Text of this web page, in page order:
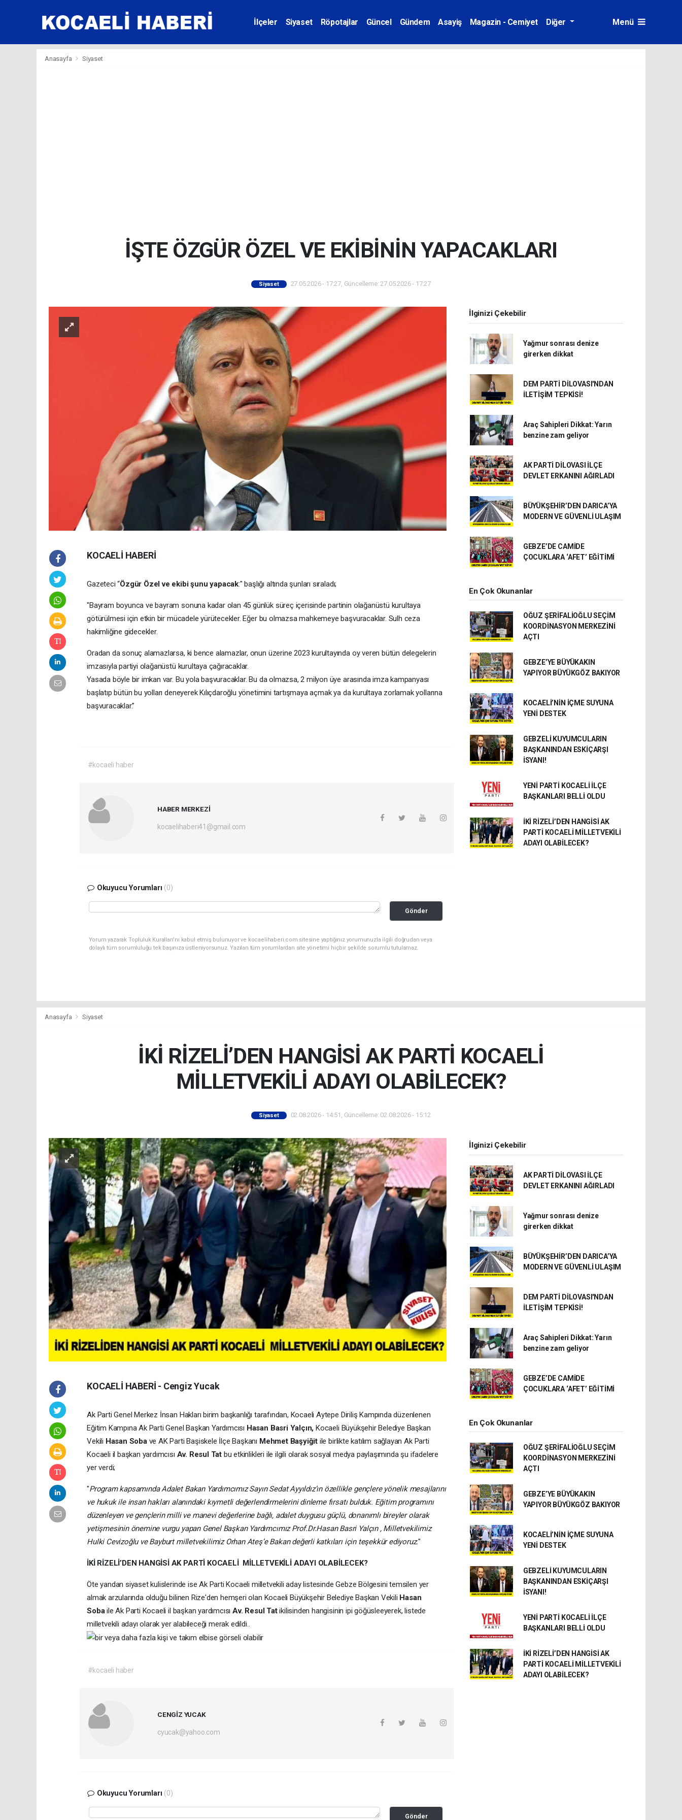
İlçeler Siyaset Röpotajlar Güncel Gündem Asayiş Magazin - Cemiyet Diğer Menü
Anasayfa Siyaset
İŞTE ÖZGÜR ÖZEL VE EKİBİNİN YAPACAKLARI
Siyaset 27.05.2026 - 17:27, Güncelleme: 27.05.2026 - 17:27
KOCAELİ HABERİ
Gazeteci “Özgür Özel ve ekibi şunu yapacak:" başlığı altında şunları sıraladı;
"Bayram boyunca ve bayram sonuna kadar olan 45 günlük süreç içerisinde partinin olağanüstü kurultaya
götürülmesi için etkin bir mücadele yürütecekler. Eğer bu olmazsa mahkemeye başvuracaklar. Sulh ceza
hakimliğine gidecekler.
Oradan da sonuç alamazlarsa, ki bence alamazlar, onun üzerine 2023 kurultayında oy veren bütün delegelerin
imzasıyla partiyi olağanüstü kurultaya çağıracaklar.
Yasada böyle bir imkan var. Bu yola başvuracaklar. Bu da olmazsa, 2 milyon üye arasında imza kampanyası
başlatıp bütün bu yolları deneyerek Kılıçdaroğlu yönetimini tartışmaya açmak ya da kurultaya zorlamak yollarına
başvuracaklar.”
#kocaeli haber
HABER MERKEZİ
kocaelihaberi41@gmail.com
Okuyucu Yorumları (0)
Gönder
Yorum yazarak Topluluk Kuralları’nı kabul etmiş bulunuyor ve kocaelihaberi.com sitesine yaptığınız yorumunuzla ilgili doğrudan veya
dolaylı tüm sorumluluğu tek başınıza üstleniyorsunuz. Yazılan tüm yorumlardan site yönetimi hiçbir şekilde sorumlu tutulamaz.
İlginizi Çekebilir
Yağmur sonrası denize
girerken dikkat
DEM PARTİ DİLOVASI'NDAN
İLETİŞİM TEPKİSİ!
Araç Sahipleri Dikkat: Yarın
benzine zam geliyor
AK PARTİ DİLOVASI İLÇE
DEVLET ERKANINI AĞIRLADI
BÜYÜKŞEHİR’DEN DARICA’YA
MODERN VE GÜVENLİ ULAŞIM
GEBZE’DE CAMİDE
ÇOCUKLARA ‘AFET’ EĞİTİMİ
En Çok Okunanlar
OĞUZ ŞERİFALİOĞLU SEÇİM
KOORDİNASYON MERKEZİNİ
AÇTI
GEBZE’YE BÜYÜKAKIN
YAPIYOR BÜYÜKGÖZ BAKIYOR
KOCAELİ’NİN İÇME SUYUNA
YENİ DESTEK
GEBZELİ KUYUMCULARIN
BAŞKANINDAN ESKİÇARŞI
İSYANI!
YENİ PARTİ KOCAELİ İLÇE
BAŞKANLARI BELLİ OLDU
İKİ RİZELİ’DEN HANGİSİ AK
PARTİ KOCAELİ MİLLETVEKİLİ
ADAYI OLABİLECEK?
Anasayfa Siyaset
İKİ RİZELİ’DEN HANGİSİ AK PARTİ KOCAELİ
MİLLETVEKİLİ ADAYI OLABİLECEK?
Siyaset 02.08.2026 - 14:51, Güncelleme: 02.08.2026 - 15:12
KOCAELİ HABERİ - Cengiz Yucak
Ak Parti Genel Merkez İnsan Hakları birim başkanlığı tarafından, Kocaeli Aytepe Diriliş Kampında düzenlenen
Eğitim Kampına Ak Parti Genel Başkan Yardımcısı Hasan Basri Yalçın,Kocaeli Büyükşehir Belediye Başkan
Vekili Hasan Sobave AK Parti Başiskele İlçe Başkanı Mehmet Başyiğit ile birlikte katılım sağlayan Ak Parti
Kocaeli il başkan yardımcısı Av. Resul Tat bu etkinlikleri ile ilgili olarak sosyal medya paylaşımında şu ifadelere
yer verdi;
"Program kapsamında Adalet Bakan Yardımcımız Sayın Sedat Ayyıldız’ın özellikle gençlere yönelik mesajlarını
ve hukuk ile insan hakları alanındaki kıymetli değerlendirmelerini dinleme fırsatı bulduk. Eğitim programını
düzenleyen ve gençlerin milli ve manevi değerlerine bağlı, adalet duygusu güçlü, donanımlı bireyler olarak
yetişmesinin önemine vurgu yapan Genel Başkan Yardımcımız Prof.Dr.Hasan Basri Yalçın , Milletvekilimiz
Hulki Cevizoğlu ve Bayburt milletvekilimiz Orhan Ateş’e Bakan değerli katkıları için teşekkür ediyoruz."
İKİ RİZELİ’DEN HANGİSİ AK PARTİ KOCAELİ MİLLETVEKİLİ ADAYI OLABİLECEK?
Öte yandan siyaset kulislerinde ise Ak Parti Kocaeli milletvekili aday listesinde Gebze Bölgesini temsilen yer
almak arzularında olduğu bilinen Rize'den hemşeri olan Kocaeli Büyükşehir Belediye Başkan Vekili Hasan
Sobaile Ak Parti Kocaeli il başkan yardımcısıAv. Resul Tatikilisinden hangisinin ipi göğüsleeyerek, listede
milletvekili adayı olarak yer alabileceği merak edildi..
#kocaeli haber
CENGİZ YUCAK
cyucak@yahoo.com
Okuyucu Yorumları (0)
Gönder
İlginizi Çekebilir
AK PARTİ DİLOVASI İLÇE
DEVLET ERKANINI AĞIRLADI
Yağmur sonrası denize
girerken dikkat
BÜYÜKŞEHİR’DEN DARICA’YA
MODERN VE GÜVENLİ ULAŞIM
DEM PARTİ DİLOVASI'NDAN
İLETİŞİM TEPKİSİ!
Araç Sahipleri Dikkat: Yarın
benzine zam geliyor
GEBZE’DE CAMİDE
ÇOCUKLARA ‘AFET’ EĞİTİMİ
En Çok Okunanlar
OĞUZ ŞERİFALİOĞLU SEÇİM
KOORDİNASYON MERKEZİNİ
AÇTI
GEBZE’YE BÜYÜKAKIN
YAPIYOR BÜYÜKGÖZ BAKIYOR
KOCAELİ’NİN İÇME SUYUNA
YENİ DESTEK
GEBZELİ KUYUMCULARIN
BAŞKANINDAN ESKİÇARŞI
İSYANI!
YENİ PARTİ KOCAELİ İLÇE
BAŞKANLARI BELLİ OLDU
İKİ RİZELİ’DEN HANGİSİ AK
PARTİ KOCAELİ MİLLETVEKİLİ
ADAYI OLABİLECEK?